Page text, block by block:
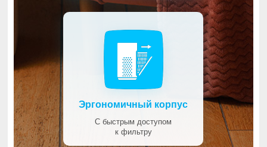
Эргономичный корпус
С быстрым доступом
к фильтру